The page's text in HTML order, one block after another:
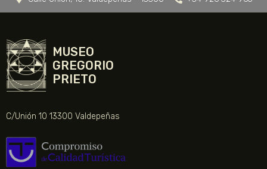
MUSEO
GREGORIO
PRIETO
C/Unión 10 13300 Valdepeñas